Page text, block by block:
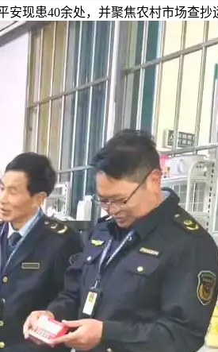
现患40余处，并聚焦农村市场查抄